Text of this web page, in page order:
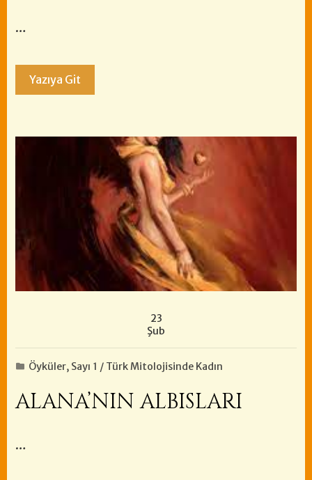
…
Yazıya Git
23
Şub
Öyküler, Sayı 1 / Türk Mitolojisinde Kadın
ALANA’NIN ALBISLARI
…